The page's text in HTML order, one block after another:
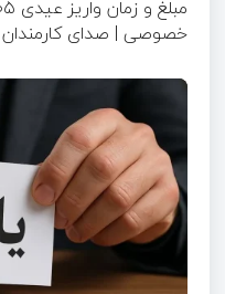
خصوصی | صدای کارمندان